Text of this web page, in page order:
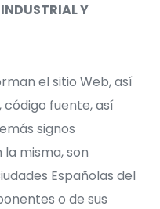
Y
el sitio Web, así
fuente, así
signos
misma, son
Españolas del
o de sus